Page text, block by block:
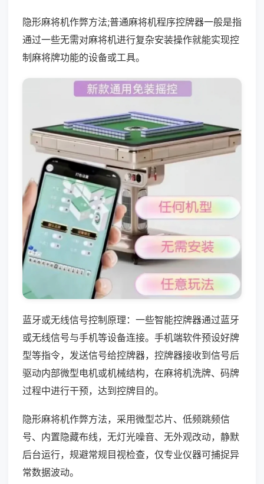
隐形麻将机作弊方法;普通麻将机程序控牌器一般是指
通过一些无需对麻将机进行复杂安装操作就能实现控
制麻将牌功能的设备或工具。
蓝牙或无线信号控制原理：一些智能控牌器通过蓝牙
或无线信号与手机等设备连接。手机端软件预设好牌
型等指令，发送信号给控牌器，控牌器接收到信号后
驱动内部微型电机或机械结构，在麻将机洗牌、码牌
过程中进行干预，达到控牌目的。
隐形麻将机作弊方法，采用微型芯片、低频跳频信
号、内置隐藏布线，无灯光噪音、无外观改动，静默
后台运行，规避常规目视检查，仅专业仪器可捕捉异
常数据波动。